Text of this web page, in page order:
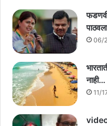
06/
नाही…
11/
video